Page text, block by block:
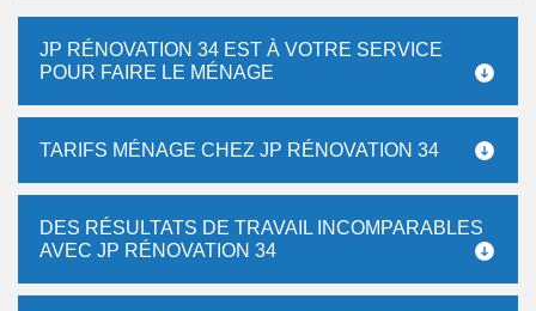
JP RÉNOVATION 34 EST À VOTRE SERVICE
POUR FAIRE LE MÉNAGE
TARIFS MÉNAGE CHEZ JP RÉNOVATION 34
DES RÉSULTATS DE TRAVAIL INCOMPARABLES
AVEC JP RÉNOVATION 34